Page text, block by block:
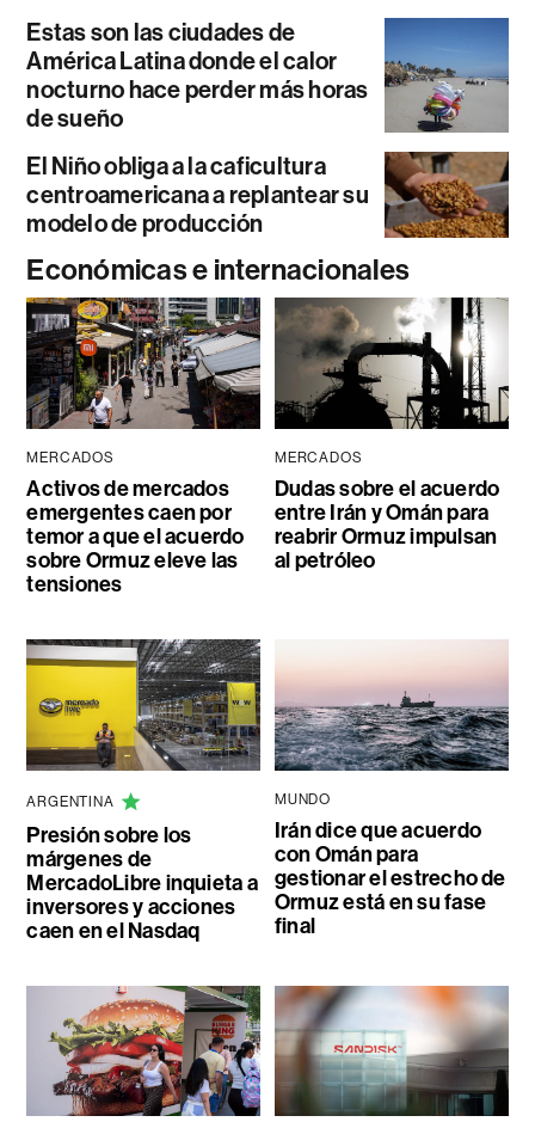
Estas son las ciudades de
América Latina donde el calor
nocturno hace perder más horas
de sueño
El Niño obliga a la caficultura
centroamericana a replantear su
modelo de producción
Económicas e internacionales
MERCADOS
Activos de mercados
emergentes caen por
temor a que el acuerdo
sobre Ormuz eleve las
tensiones
MERCADOS
Dudas sobre el acuerdo
entre Irán y Omán para
reabrir Ormuz impulsan
al petróleo
ARGENTINA
Presión sobre los
márgenes de
MercadoLibre inquieta a
inversores y acciones
caen en el Nasdaq
MUNDO
Irán dice que acuerdo
con Omán para
gestionar el estrecho de
Ormuz está en su fase
final